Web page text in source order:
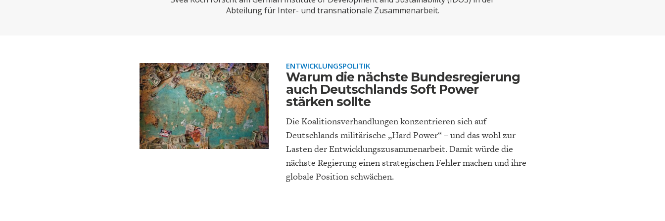
SUCHE
UNGLEICHHEIT UND
FACHKRÄFTEMANGEL
DAS DEUTSCHE
GESUNDHEITSWESEN
DIE NÄCHSTE STUFE DER
GLOBALISIERUNG
EUROPA FINANZMÄRKTE GELDPOLITIK GESELLSCHAFT
Abteilung für Inter- und transnationale Zusammenarbeit.
ENTWICKLUNGSPOLITIK
Warum die nächste Bundesregierung
auch Deutschlands Soft Power
stärken sollte
Die Koalitionsverhandlungen konzentrieren sich auf
Deutschlands militärische „Hard Power“ – und das wohl zur
Lasten der Entwicklungszusammenarbeit. Damit würde die
nächste Regierung einen strategischen Fehler machen und ihre
globale Position schwächen.